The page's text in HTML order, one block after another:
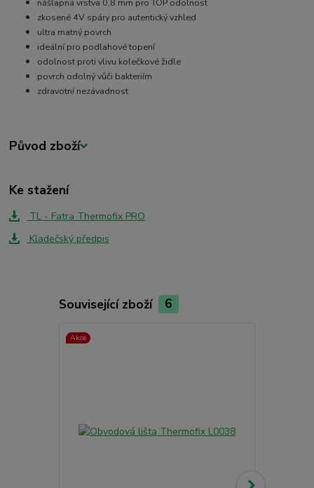
nášlapná vrstva 0,8 mm pro TOP odolnost
zkosené 4V spáry pro autentický vzhled
ultra matný povrch
ideální pro podlahové topení
odolnost proti vlivu kolečkové židle
povrch odolný vůči bakteriím
zdravotní nezávadnost
Původ zboží
Ke stažení
TL - Fatra Thermofix PRO
Kladečský předpis
Související zboží 6
Akce